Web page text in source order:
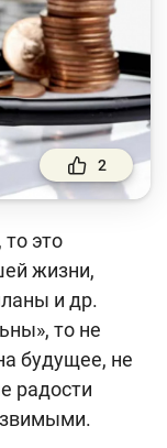
элементы
2
это
жизни,
и др.
то не
будущее, не
радости